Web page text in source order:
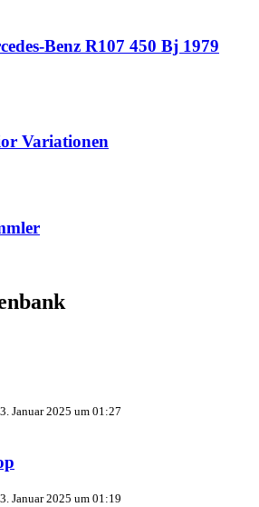
Benz R107 450 Bj 1979
Variationen
3. Januar 2025 um 01:27
3. Januar 2025 um 01:19